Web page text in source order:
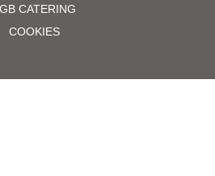
CATERING
COOKIES